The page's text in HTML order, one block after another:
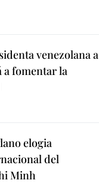
venezolana a
a fomentar la
elogia
del
Minh